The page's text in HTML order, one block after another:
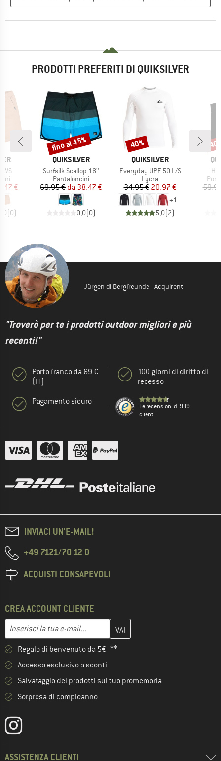
PRODOTTI PREFERITI DI QUIKSILVER
WS
prodotti
ridotto
€
(0)
MARCHIO
QUIKSILVER
Articolo
Surfsilk Scallop 18''
Gruppo di prodotti
Pantaloncini
Prezzo
69,95 € Prezzo ridotto
da 38,47 €
0,0(0)
Sconto
fino al 45%
MARCHIO
QUIKSILVER
Articolo
Everyday UPF 50 L/S
Gruppo di prodotti
Lycra
Prezzo
34,95 €Prezzo ridotto
20,97 €
+1
5,0(2)
Sconto
40%
Jürgen di Bergfreunde - Acquirenti
"Troverò per te i prodotti outdoor migliori e più
recenti!"
Porto franco da 69 €
(IT)
Pagamento sicuro
100 giorni di diritto di
recesso
Le recensioni di 989
clienti
INVIACI UN'E-MAIL!
+49 7121/70 12 0
ACQUISTI CONSAPEVOLI
CREA ACCOUNT CLIENTE
Indirizzo e-mail
Inserisci qui il tuo indirizzo e-mail e crea il tuo account cliente
Regalo di benvenuto da 5€ **
Accesso esclusivo a sconti
Salvataggio dei prodotti sul tuo promemoria
Sorpresa di compleanno
ASSISTENZA CLIENTI